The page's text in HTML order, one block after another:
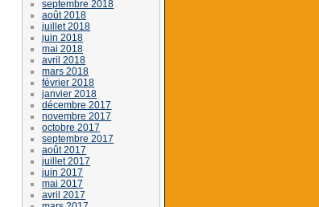
septembre 2018
août 2018
juillet 2018
juin 2018
mai 2018
avril 2018
mars 2018
février 2018
janvier 2018
décembre 2017
novembre 2017
octobre 2017
septembre 2017
août 2017
juillet 2017
juin 2017
mai 2017
avril 2017